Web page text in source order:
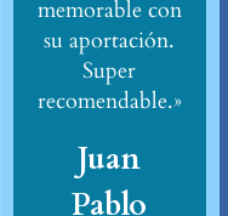
memorable con
su aportación.
Super
recomendable.»
Juan
Pablo